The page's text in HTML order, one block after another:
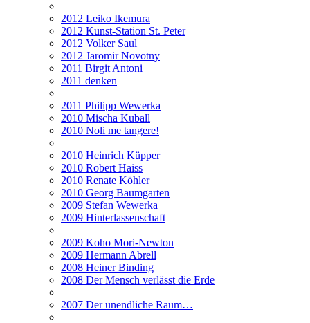
2012 Leiko Ikemura
2012 Kunst-Station St. Peter
2012 Volker Saul
2012 Jaromir Novotny
2011 Birgit Antoni
2011 denken
2011 Philipp Wewerka
2010 Mischa Kuball
2010 Noli me tangere!
2010 Heinrich Küpper
2010 Robert Haiss
2010 Renate Köhler
2010 Georg Baumgarten
2009 Stefan Wewerka
2009 Hinterlassenschaft
2009 Koho Mori-Newton
2009 Hermann Abrell
2008 Heiner Binding
2008 Der Mensch verlässt die Erde
2007 Der unendliche Raum…